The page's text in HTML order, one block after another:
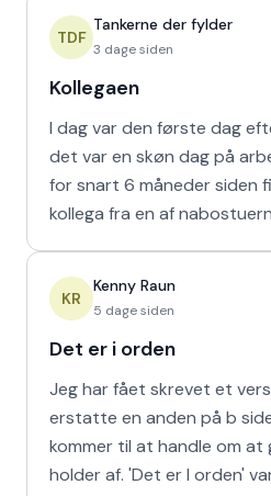
TDF
Tankerne der fylder
3 dage siden
Kollegaen
I dag var den første dag
det var en skøn dag på arbejdet. Da jeg
for snart 6 måneder siden
kollega fra en af
KR
Kenny Raun
5 dage siden
Det er i orden
Jeg har fået skrevet et
erstatte en anden på b siden
kommer til at handle om at
holder af. 'Det er I orden'